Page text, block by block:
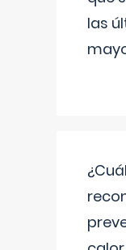
las